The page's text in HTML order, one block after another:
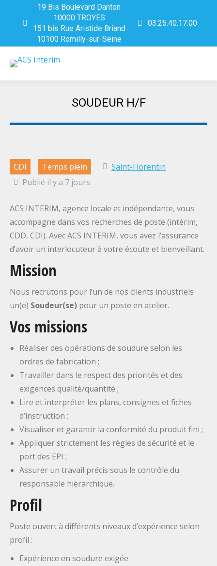
19 Bis Boulevard Danton
10000 TROYES
151 bis Rue Aristide Briand
10100 Romilly-sur-Seine
03.25.40.17.00
SOUDEUR H/F
CDI Temps plein
Saint-Florentin
Publié il y a 7 jours
ACS INTERIM, agence locale et indépendante, vous
accompagne dans vos recherches de poste (intérim,
CDD, CDI). Avec ACS INTERIM, vous avez l’assurance
d’avoir un interlocuteur à votre écoute et bienveillant.
Mission
Nous recrutons pour l’un de nos clients industriels
un(e) Soudeur(se) pour un poste en atelier.
Vos missions
Réaliser des opérations de soudure selon les
ordres de fabrication ;
Travailler dans le respect des priorités et des
exigences qualité/quantité ;
Lire et interpréter les plans, consignes et fiches
d’instruction ;
Visualiser et garantir la conformité du produit fini ;
Appliquer strictement les règles de sécurité et le
port des EPI ;
Assurer un travail précis sous le contrôle du
responsable hiérarchique.
Profil
Poste ouvert à différents niveaux d’expérience selon
profil :
Expérience en soudure exigée